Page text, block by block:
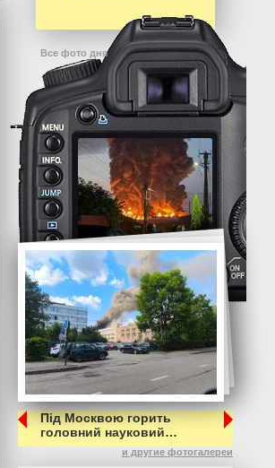
Все фото дня
Під Москвою горить
головний науковий…
и другие фотогалереи